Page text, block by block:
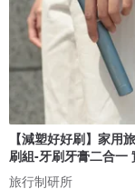
【減塑好好刷】家用
刷組-牙刷牙膏二合一
旅行制研所